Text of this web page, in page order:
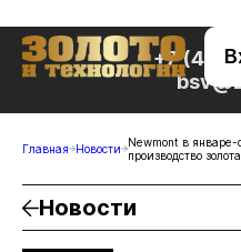
+7
Главная Новости Newmont в январе-
производство золота
Новости